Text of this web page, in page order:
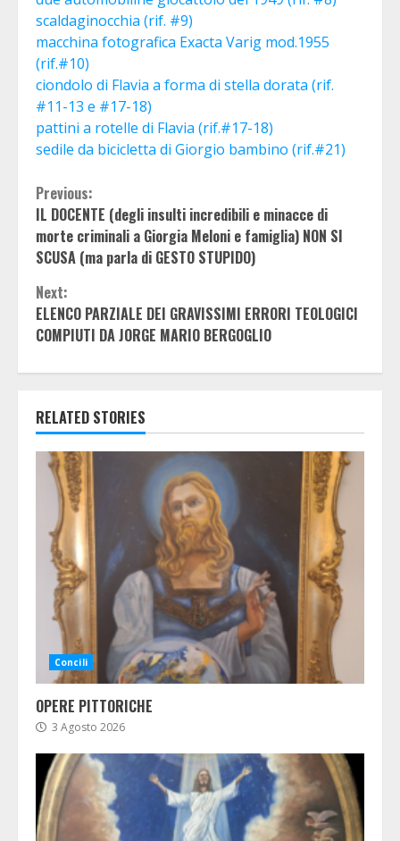
scaldaginocchia (rif. #9)
macchina fotografica Exacta Varig mod.1955
(rif.#10)
ciondolo di Flavia a forma di stella dorata (rif.
#11-13 e #17-18)
pattini a rotelle di Flavia (rif.#17-18)
sedile da bicicletta di Giorgio bambino (rif.#21)
Continue
Reading
Previous:
IL DOCENTE (degli insulti incredibili e minacce di
morte criminali a Giorgia Meloni e famiglia) NON SI
SCUSA (ma parla di GESTO STUPIDO)
Next:
ELENCO PARZIALE DEI GRAVISSIMI ERRORI TEOLOGICI
COMPIUTI DA JORGE MARIO BERGOGLIO
RELATED STORIES
Concili
OPERE PITTORICHE
3 Agosto 2026